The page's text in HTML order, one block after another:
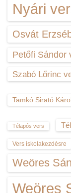
Nyári
Osvát
Petőfi Sándor
Szabó Lőrinc
Tamkó Sirató
Télapós vers
Vers iskolakezdésre
Weöres
Weöres